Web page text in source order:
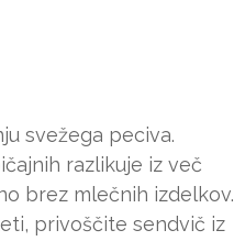
svežega peciva.
razlikuje iz več
brez mlečnih izdelkov.
privoščite sendvič iz